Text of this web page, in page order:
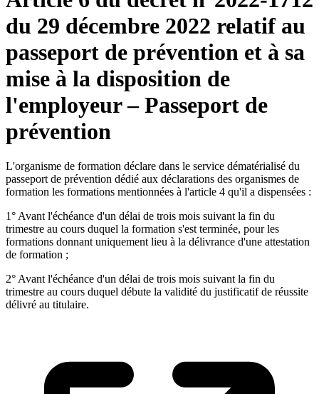
du 29 décembre 2022 relatif au
passeport de prévention et à sa
mise à la disposition de
l'employeur – Passeport de
prévention
L'organisme de formation déclare dans le service dématérialisé du
passeport de prévention dédié aux déclarations des organismes de
formation les formations mentionnées à l'article 4 qu'il a dispensées :
1° Avant l'échéance d'un délai de trois mois suivant la fin du
trimestre au cours duquel la formation s'est terminée, pour les
formations donnant uniquement lieu à la délivrance d'une attestation
de formation ;
2° Avant l'échéance d'un délai de trois mois suivant la fin du
trimestre au cours duquel débute la validité du justificatif de réussite
délivré au titulaire.